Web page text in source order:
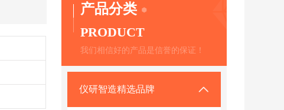
产品分类
PRODUCT
我们相信好的产品是信誉的保证！
仪研智造精选品牌